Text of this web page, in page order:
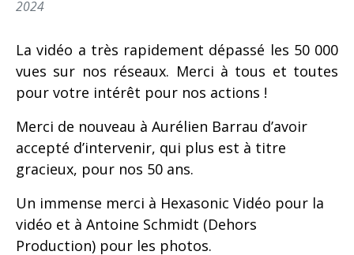
2024
La vidéo a très rapidement dépassé les 50 000
vues sur nos réseaux. Merci à tous et toutes
pour votre intérêt pour nos actions !
Merci de nouveau à Aurélien Barrau d’avoir
accepté d’intervenir, qui plus est à titre
gracieux, pour nos 50 ans.
Un immense merci à Hexasonic Vidéo pour la
vidéo et à Antoine Schmidt (Dehors
Production) pour les photos.